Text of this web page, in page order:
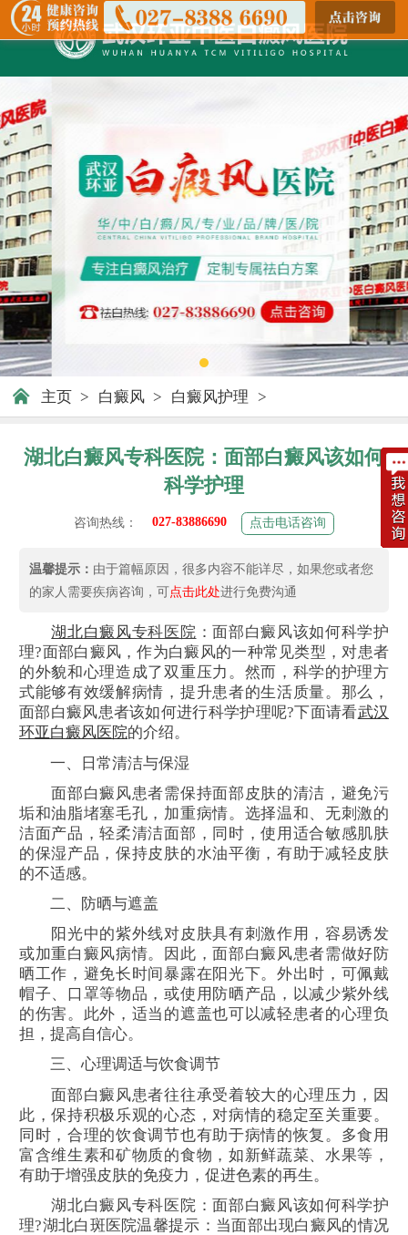
主页 > 白癜风 > 白癜风护理 >
湖北白癜风专科医院：面部白癜风该如何
科学护理
咨询热线： 027-83886690 点击电话咨询
温馨提示： 由于篇幅原因，很多内容不能详尽，如果您或者您
的家人需要疾病咨询，可点击此处进行免费沟通
湖北白癜风专科医院 ：面部白癜风该如何科学护
理?面部白癜风，作为白癜风的一种常见类型，对患者
的外貌和心理造成了双重压力。然而，科学的护理方
式能够有效缓解病情，提升患者的生活质量。那么，
面部白癜风患者该如何进行科学护理呢?下面请看武汉
环亚白癜风医院的介绍。
一、日常清洁与保湿
面部白癜风患者需保持面部皮肤的清洁，避免污
垢和油脂堵塞毛孔，加重病情。选择温和、无刺激的
洁面产品，轻柔清洁面部，同时，使用适合敏感肌肤
的保湿产品，保持皮肤的水油平衡，有助于减轻皮肤
的不适感。
二、防晒与遮盖
阳光中的紫外线对皮肤具有刺激作用，容易诱发
或加重白癜风病情。因此，面部白癜风患者需做好防
晒工作，避免长时间暴露在阳光下。外出时，可佩戴
帽子、口罩等物品，或使用防晒产品，以减少紫外线
的伤害。此外，适当的遮盖也可以减轻患者的心理负
担，提高自信心。
三、心理调适与饮食调节
面部白癜风患者往往承受着较大的心理压力，因
此，保持积极乐观的心态，对病情的稳定至关重要。
同时，合理的饮食调节也有助于病情的恢复。多食用
富含维生素和矿物质的食物，如新鲜蔬菜、水果等，
有助于增强皮肤的免疫力，促进色素的再生。
湖北白癜风专科医院：面部白癜风该如何科学护
理?湖北白斑医院温馨提示：当面部出现白癜风的情况